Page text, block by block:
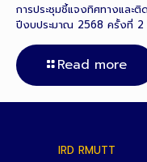
การประชุมชี้แจงทิศทางและ
ปีงบประมาณ 2568 ครั้งที่ 2
Read more
IRD RMUTT